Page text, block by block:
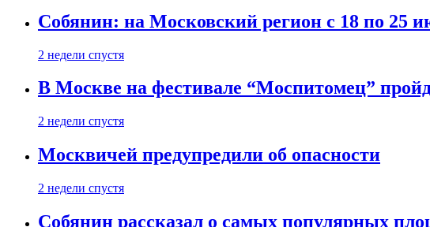
Собянин: на Московский регион с 18 по 25
2 недели спустя
В Москве на фестивале “Моспитомец”
2 недели спустя
Москвичей предупредили об опасности
2 недели спустя
Собянин рассказал о самых популярных